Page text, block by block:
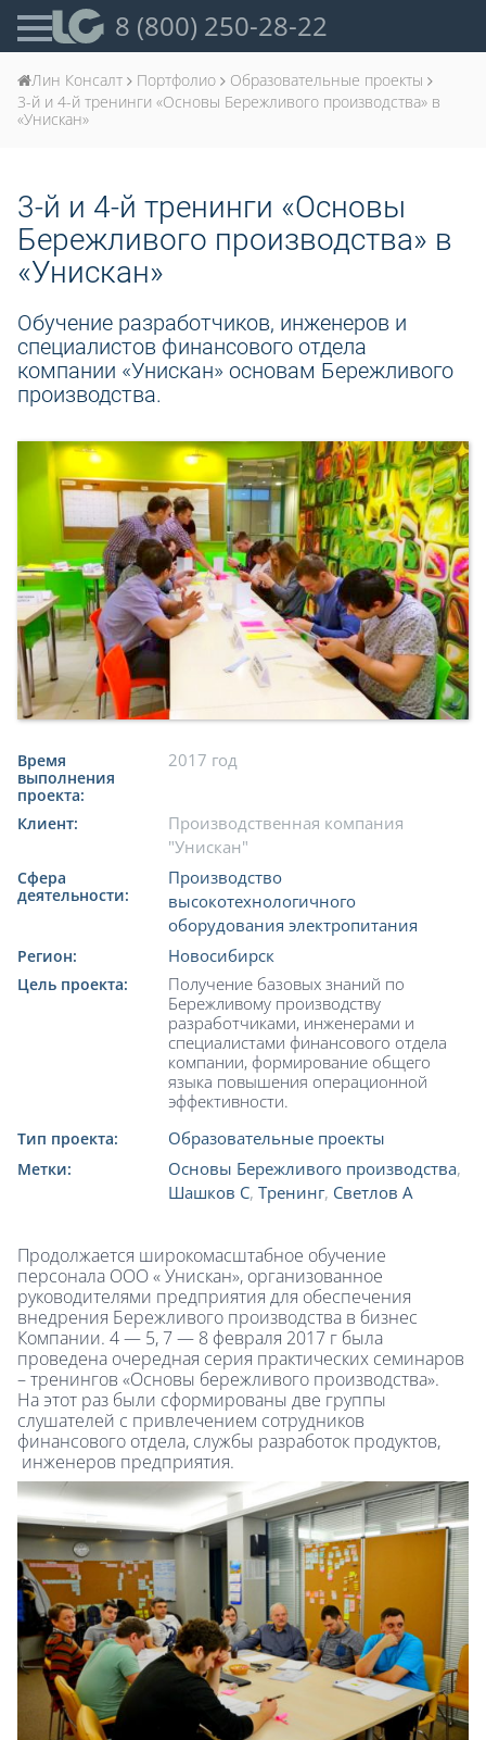
8 (800) 250-28-22
Лин Консалт Портфолио
Образовательные проекты
3-й и 4-й тренинги «Основы Бережливого производства» в
«Унискан»
3-й и 4-й тренинги «Основы
Бережливого производства» в
«Унискан»
Обучение разработчиков, инженеров и
специалистов финансового отдела
компании «Унискан» основам Бережливого
производства.
Время
выполнения
проекта:
2017 год
Клиент:
Производственная компания
"Унискан"
Сфера
деятельности:
Производство
высокотехнологичного
оборудования электропитания
Регион: Новосибирск
Цель проекта:
Получение базовых знаний по
Бережливому производству
разработчиками, инженерами и
специалистами финансового отдела
компании, формирование общего
языка повышения операционной
эффективности.
Тип проекта: Образовательные проекты
Метки: Основы Бережливого производства,
Шашков С, Тренинг, Светлов А
Продолжается широкомасштабное обучение
персонала ООО « Унискан», организованное
руководителями предприятия для обеспечения
внедрения Бережливого производства в бизнес
Компании. 4 — 5, 7 — 8 февраля 2017 г была
проведена очередная серия практических семинаров
– тренингов «Основы бережливого производства».
На этот раз были сформированы две группы
слушателей с привлечением сотрудников
финансового отдела, службы разработок продуктов,
инженеров предприятия.